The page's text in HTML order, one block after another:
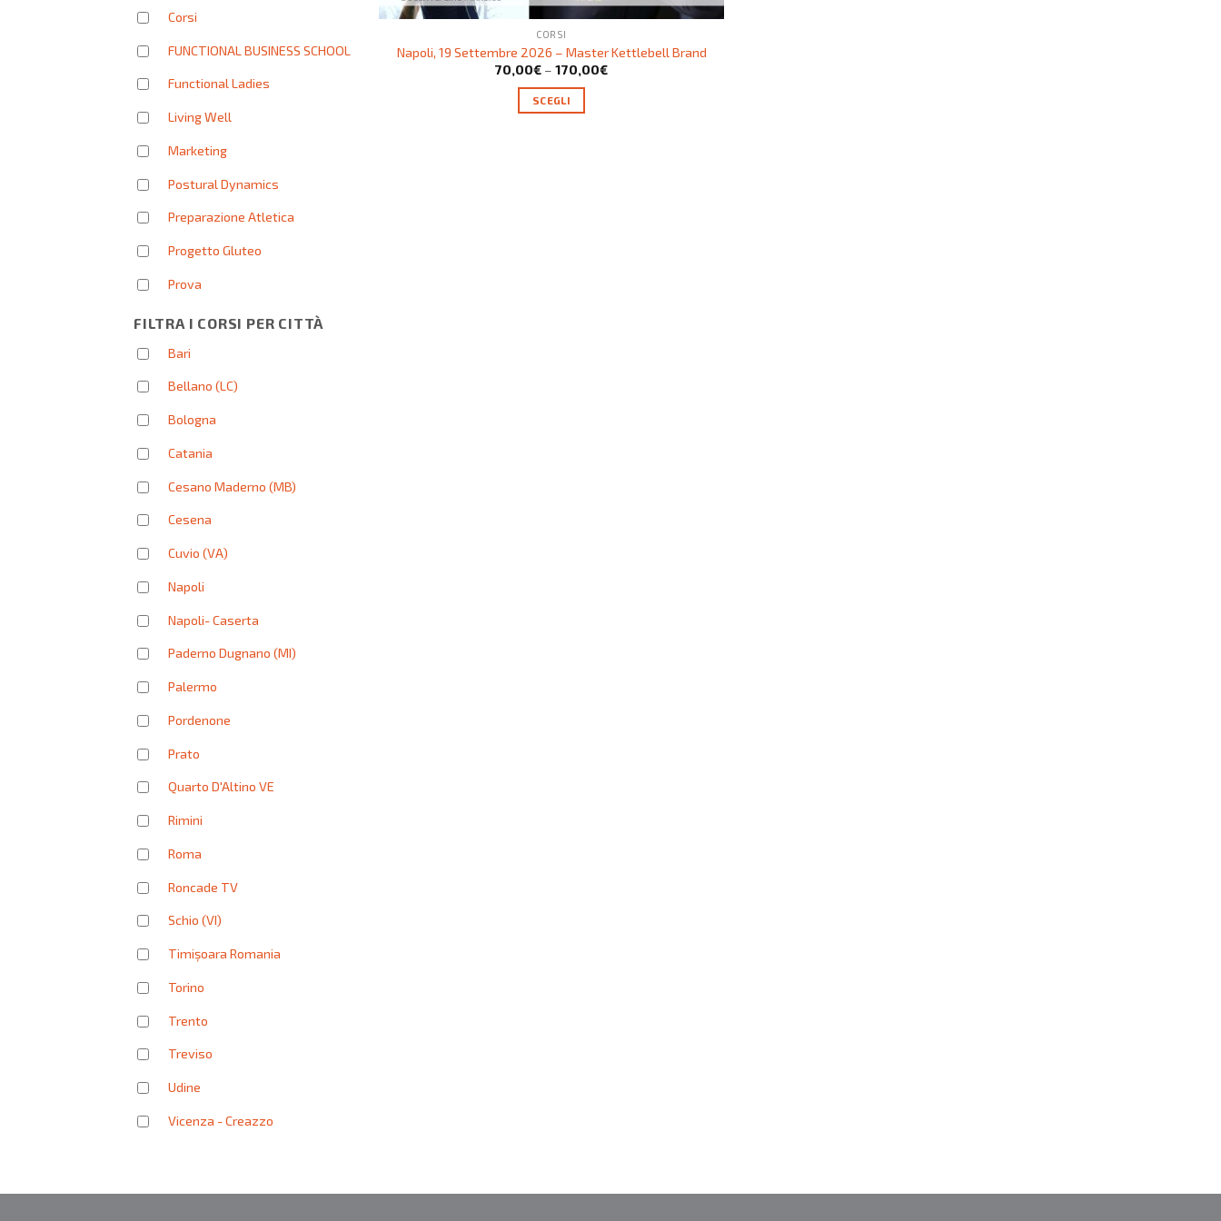
Corsi
FUNCTIONAL BUSINESS SCHOOL
Functional Ladies
Living Well
Marketing
Postural Dynamics
Preparazione Atletica
Progetto Gluteo
Prova
FILTRA I CORSI PER CITTÀ
Bari
Bellano (LC)
Bologna
Catania
Cesano Maderno (MB)
Cesena
Cuvio (VA)
Napoli
Napoli- Caserta
Paderno Dugnano (MI)
Palermo
Pordenone
Prato
Quarto D'Altino VE
Rimini
Roma
Roncade TV
Schio (VI)
Timișoara Romania
Torino
Trento
Treviso
Udine
Vicenza - Creazzo
CORSI
Napoli, 19 Settembre 2026 – Master Kettlebell Brand
70,00€ – 170,00€
SCEGLI